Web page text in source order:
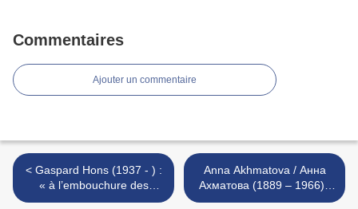
Commentaires
Ajouter un commentaire
< Gaspard Hons (1937 - ) :
« à l’embouchure des
lèvres… »
Anna Akhmatova / Анна
Ахматова (1889 – 1966) :
Troisième élégie >